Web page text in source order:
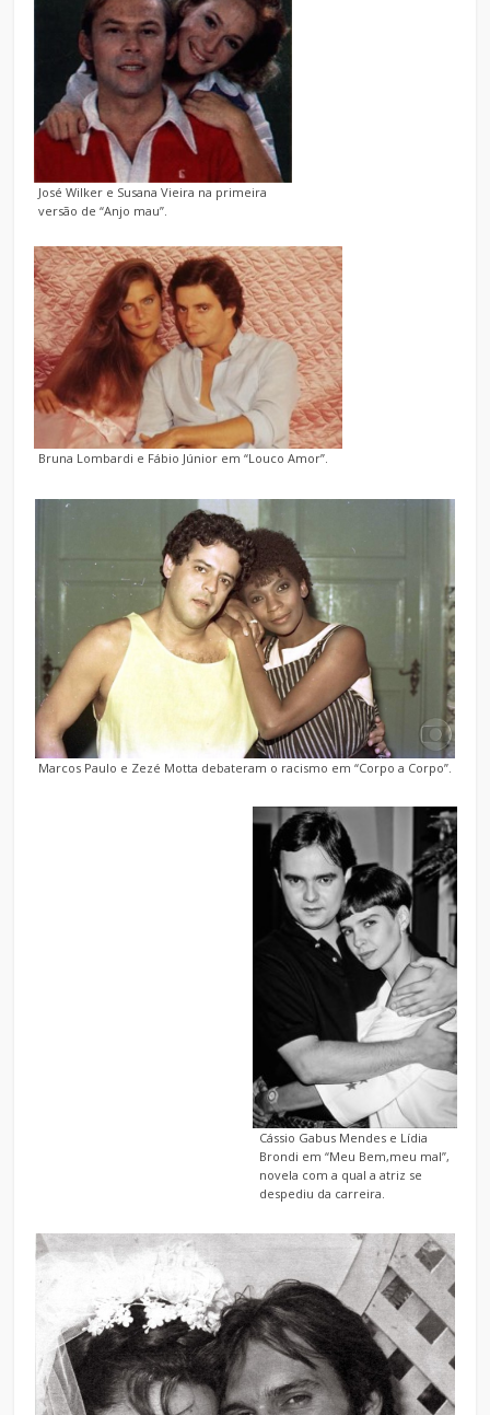
José Wilker e Susana Vieira na primeira
versão de “Anjo mau”.
Bruna Lombardi e Fábio Júnior em “Louco Amor”.
Marcos Paulo e Zezé Motta debateram o racismo em “Corpo a Corpo”.
Cássio Gabus Mendes e Lídia
Brondi em “Meu Bem,meu mal”,
novela com a qual a atriz se
despediu da carreira.